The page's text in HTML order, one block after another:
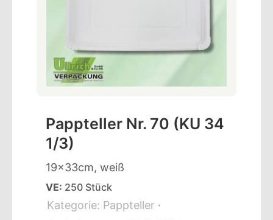
Pappteller Nr. 70 (KU 34
1/3)
19x33cm, weiß
VE: 250 Stück
Kategorie: Pappteller